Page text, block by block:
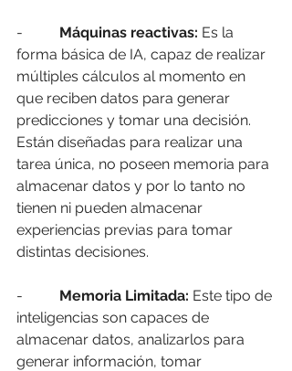
- Máquinas reactivas: Es la
forma básica de IA, capaz de realizar
múltiples cálculos al momento en
que reciben datos para generar
predicciones y tomar una decisión.
Están diseñadas para realizar una
tarea única, no poseen memoria para
almacenar datos y por lo tanto no
tienen ni pueden almacenar
experiencias previas para tomar
distintas decisiones.
- Memoria Limitada: Este tipo de
inteligencias son capaces de
almacenar datos, analizarlos para
generar información, tomar